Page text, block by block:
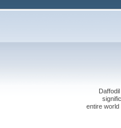
entire world